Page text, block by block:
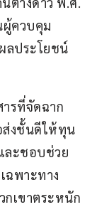
ผู้ควบคุม
ลประโยชน์
ารที่จัดฉาก
ส่งชั้นดีให้ทุน
ละชอบช่วย
ฉพาะทาง
กเขาตระหนัก